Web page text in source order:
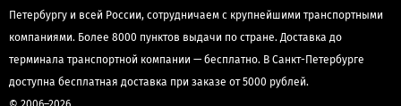
Петербургу и всей России, сотрудничаем с крупнейшими транспортными
компаниями. Более 8000 пунктов выдачи по стране. Доставка до
терминала транспортной компании — бесплатно. В Санкт-Петербурге
доступна бесплатная доставка при заказе от 5000 рублей.